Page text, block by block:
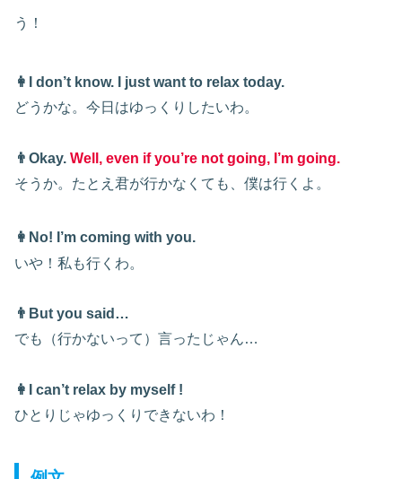
う！
👩I don’t know. I just want to relax today.
どうかな。今日はゆっくりしたいわ。
👨Okay. Well, even if you’re not going, I’m going.
そうか。 たとえ 君が行かなくても、僕は行くよ。
👩 No! I’m coming with you.
いや！私も行くわ。
👨But you said…
でも（行かないって）言ったじゃん…
👩I can’t relax by myself !
ひとりじゃゆっくりできないわ！